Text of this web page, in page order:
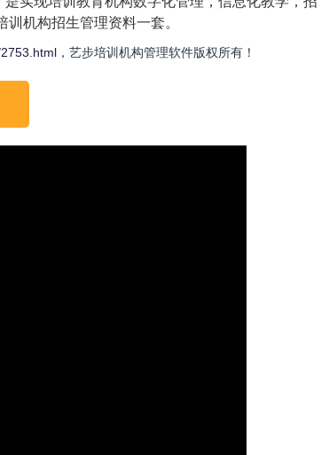
训机构招生管理资料一套。
，艺步培训机构管理软件版权所有！